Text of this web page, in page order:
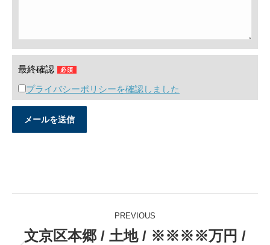
最終確認 必須
プライバシーポリシーを確認しました
navigation
PREVIOUS
文京区本郷 / 土地 / ※※※※万円 /